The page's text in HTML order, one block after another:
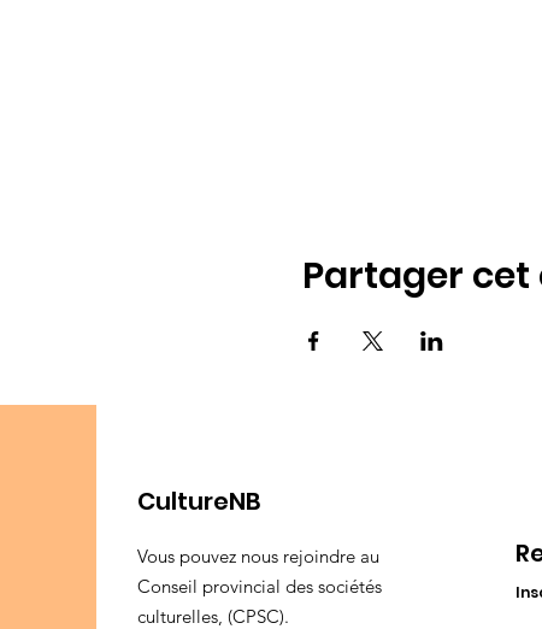
Partager
CultureNB
Vous pouvez nous rejoindre au
Conseil provincial des sociétés
culturelles, (CPSC).